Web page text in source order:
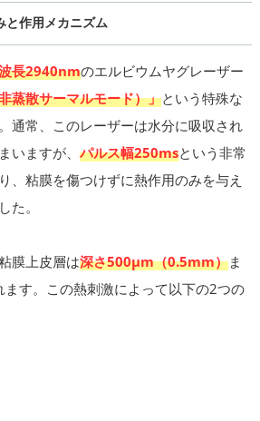
と作用メカニズム
長2940nmのエルビウムヤグレーザー
蒸散サーマルモード）」という特殊な
通常、このレーザーは水分に吸収され
いますが、 パルス幅250msという非常
、粘膜を傷つけずに熱作用のみを与え
た。
膜上皮層は深さ500μm（0.5mm）ま
ます。この熱刺激によって以下の2つの